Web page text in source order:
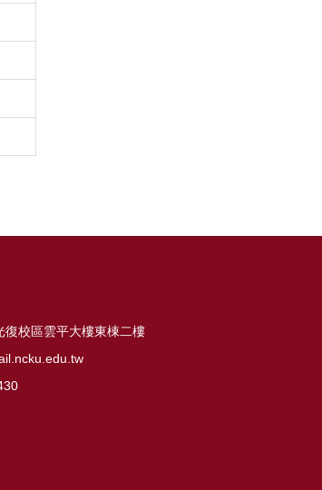
校區雲平大樓東棟二樓